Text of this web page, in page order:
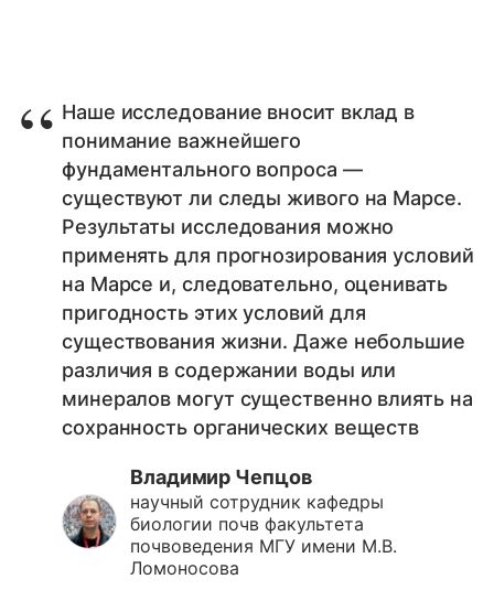
Наше исследование вносит вклад в
понимание важнейшего
фундаментального вопроса —
существуют ли следы живого на Марсе.
Результаты исследования можно
применять для прогнозирования условий
на Марсе и, следовательно, оценивать
пригодность этих условий для
существования жизни. Даже небольшие
различия в содержании воды или
минералов могут существенно влиять на
сохранность органических веществ
Владимир Чепцов
научный сотрудник кафедры
биологии почв факультета
почвоведения МГУ имени М.В.
Ломоносова